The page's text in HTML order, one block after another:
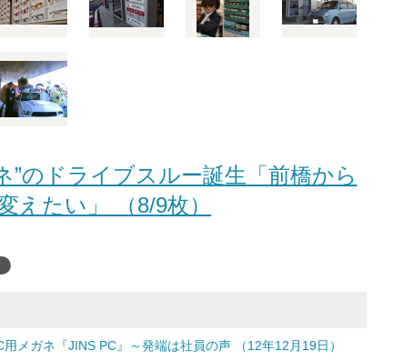
”のドライブスルー誕生「前橋から
えたい」 （8/9枚）
メガネ『JINS PC』～発端は社員の声 （12年12月19日）